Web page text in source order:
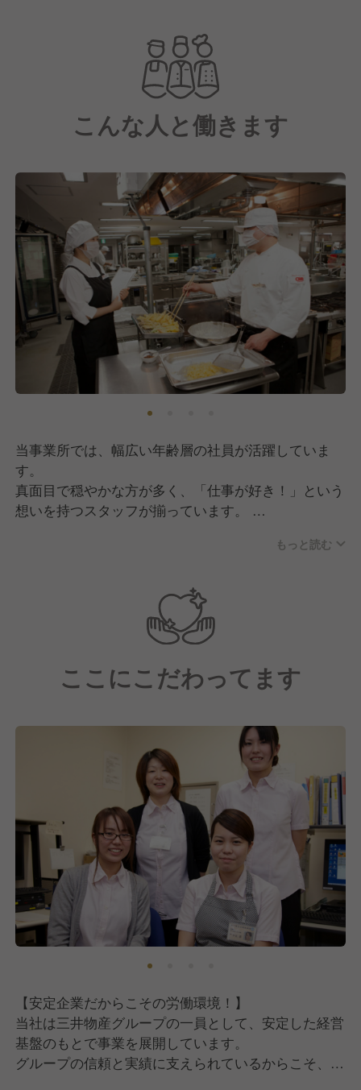
最大級の給食・ホスピタリティサービス企業です。
現在は三井物産100％子会社として、フードサービス
を中心に、オフィス、工場、学校、病院・福祉施設、
スタジアム・トレーニング施設など、多岐にわたる事
業を展開しています。
業本部』では、西日本エリアの病院や高齢者施設、社
会福祉施設にて栄養管理サービスをはじめとした食の
事業をおこなっています。
その中で四天王寺病院は、通常メニューから治療食や
嚥下食など、患者さま・入居者さまの病状や状態に合
わせたお食事を提供しています。
私たちは食事を提供するだけではなく、その先にある
「笑顔」や「生きる活力」を提供することにありま
これからもこの想いは忘れずに、たくさんの人たち
に“元気のもと”を届けてまいります！
そして現在は、私たちの想いに共感していただきなが
ら共に成長していける、新しい仲間の採用に注力中で
す！
こんな人と働きます
当事業所では、幅広い年齢層の社員が活躍していま
す。
真面目で穏やかな方が多く、「仕事が好き！」という
想いを持つスタッフが揃っています。
チームワークを大切にしており、組織としての仕組み
些細なことにも気を配り合い、お互いが働きやすい環
境作りを行っています。
そのため、分からないことがあっても聞きやすい雰囲
気があり、新しく入社される方も安心です！
もっと読む
ここにこだわってます
【安定企業だからこその労働環境！】
当社は三井物産グループの一員として、安定した経営
基盤のもとで事業を展開しています。
グループの信頼と実績に支えられているからこそ、社